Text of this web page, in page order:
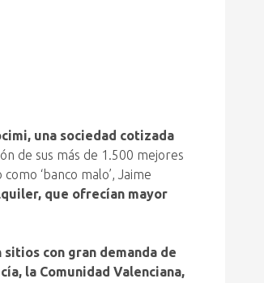
una sociedad cotizada
de sus más de 1.500 mejores
‘banco malo’, Jaime
que ofrecían mayor
con gran demanda de
la Comunidad Valenciana,